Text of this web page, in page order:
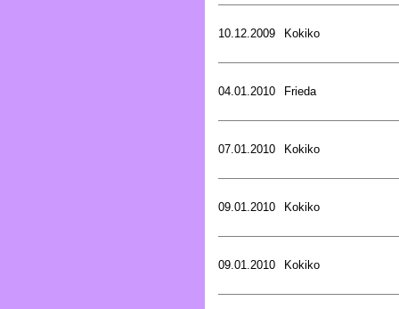
10.12.2009 Kokiko
04.01.2010 Frieda
07.01.2010 Kokiko
09.01.2010 Kokiko
09.01.2010 Kokiko